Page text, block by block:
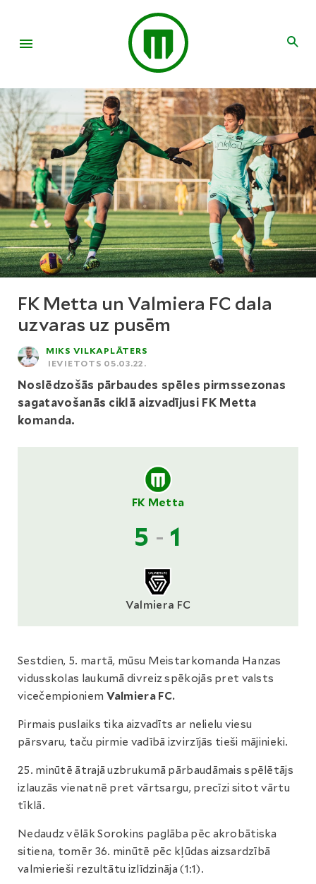
FK Metta un Valmiera FC dala
uzvaras uz pusēm
MIKS VILKAPLĀTERS
IEVIETOTS 05.03.22.
Noslēdzošās pārbaudes spēles pirmssezonas
sagatavošanās ciklā aizvadījusi FK Metta
komanda.
FK Metta
5 - 1
Valmiera FC
Sestdien, 5. martā, mūsu Meistarkomanda Hanzas
vidusskolas laukumā divreiz spēkojās pret valsts
vicečempioniem Valmiera FC.
Pirmais puslaiks tika aizvadīts ar nelielu viesu
pārsvaru, taču pirmie vadībā izvirzījās tieši mājinieki.
25. minūtē ātrajā uzbrukumā pārbaudāmais spēlētājs
izlauzās vienatnē pret vārtsargu, precīzi sitot vārtu
tīklā.
Nedaudz vēlāk Sorokins paglāba pēc akrobātiska
sitiena, tomēr 36. minūtē pēc kļūdas aizsardzībā
valmierieši rezultātu izlīdzināja (1:1).